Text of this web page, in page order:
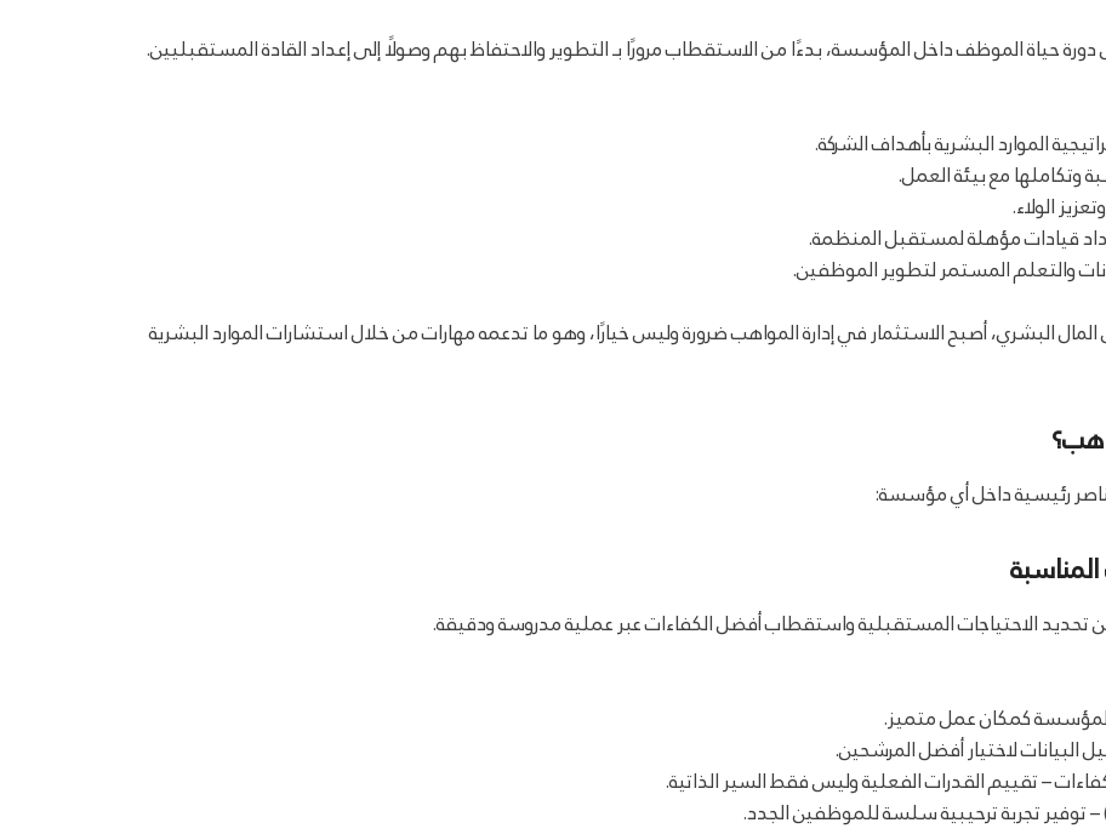
حياة الموظف داخل المؤسسة، بدءًا من الاستقطاب مرورًا بـ التطوير والاحتفاظ بهم وصولًا إلى إعداد القادة المستقبليين.
الموارد البشرية بأهداف الشركة.
وتكاملها مع بيئة العمل.
الولاء.
قيادات مؤهلة لمستقبل المنظمة.
والتعلم المستمر لتطوير الموظفين.
رؤية 2030 على تنمية رأس المال البشري، أصبح الاستثمار في إدارة المواهب ضرورة وليس خيارًا، وهو ما تدعمه مهارات من خلال استشارات الموارد البشرية
رئيسية داخل أي مؤسسة:
تحديد الاحتياجات المستقبلية واستقطاب أفضل الكفاءات عبر عملية مدروسة ودقيقة.
المؤسسة كمكان عمل متميز.
لاختيار أفضل المرشحين.
– تقييم القدرات الفعلية وليس فقط السير الذاتية.